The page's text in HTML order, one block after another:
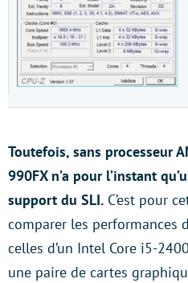
Toutefois, sans processeur
990FX n’a pour l’instant
support du SLI. C’est pour
comparer les performances
celles d’un Intel Core i5-
une paire de cartes